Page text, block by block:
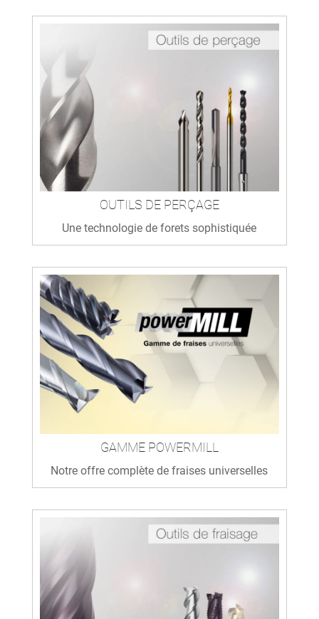
OUTILS DE PERÇAGE
Une technologie de forets sophistiquée
GAMME POWERMILL
Notre offre complète de fraises universelles